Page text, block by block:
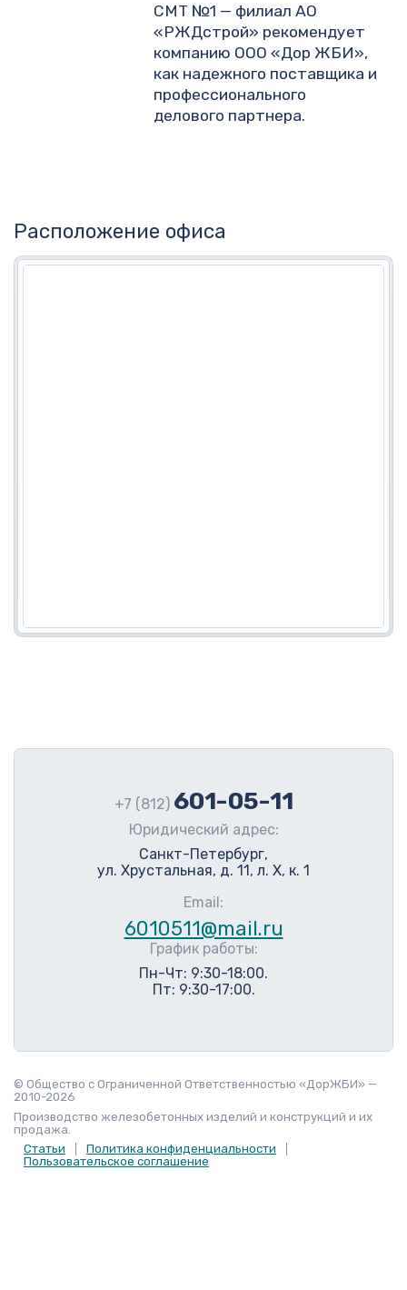
СМТ №1 — филиал АО
«РЖДстрой» рекомендует
компанию ООО «Дор ЖБИ»,
как надежного поставщика и
профессионального
делового партнера.
Расположение офиса
+7 (812) 601-05-11
Юридический адрес:
Санкт-Петербург,
ул. Хрустальная, д. 11, л. Х, к. 1
Email:
6010511@mail.ru
График работы:
Пн-Чт: 9:30-18:00.
Пт: 9:30-17:00.
© Общество с Ограниченной Ответственностью «ДорЖБИ» —
2010-2026
Производство железобетонных изделий и конструкций и их
продажа.
Статьи
Политика конфиденциальности
Пользовательское соглашение